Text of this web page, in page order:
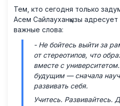
Тем, кто сегодня только
Асем Сайлауханқызы
важные слова:
- Не бойтесь выйти за
от стереотипов, что
вместе с
будущим — сначала
развивать себя.
Учитесь. Развивайтесь.